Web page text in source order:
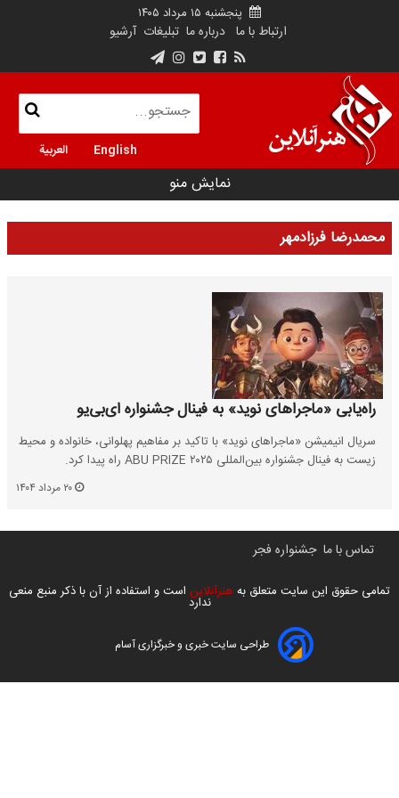
پنجشنبه ۱۵ مرداد ۱۴۰۵
ارتباط با ما درباره ما تبلیغات آرشیو
English العربية
نمایش منو
محمدرضا فرزادمهر
راه‌یابی «ماجراهای نوید» به فینال جشنواره ای‌بی‌یو
سریال انیمیشن «ماجراهای نوید» با تاکید بر مفاهیم پهلوانی، خانواده و محیط
زیست به فینال جشنواره بین‌المللی ABU PRIZE ۲۰۲۵ راه پیدا کرد.
تماس با ما جشنواره فجر
تمامی حقوق این سایت متعلق به هنرآنلاین است و استفاده از آن با ذکر منبع منعی
ندارد
طراحی سایت خبری و خبرگزاری آسام